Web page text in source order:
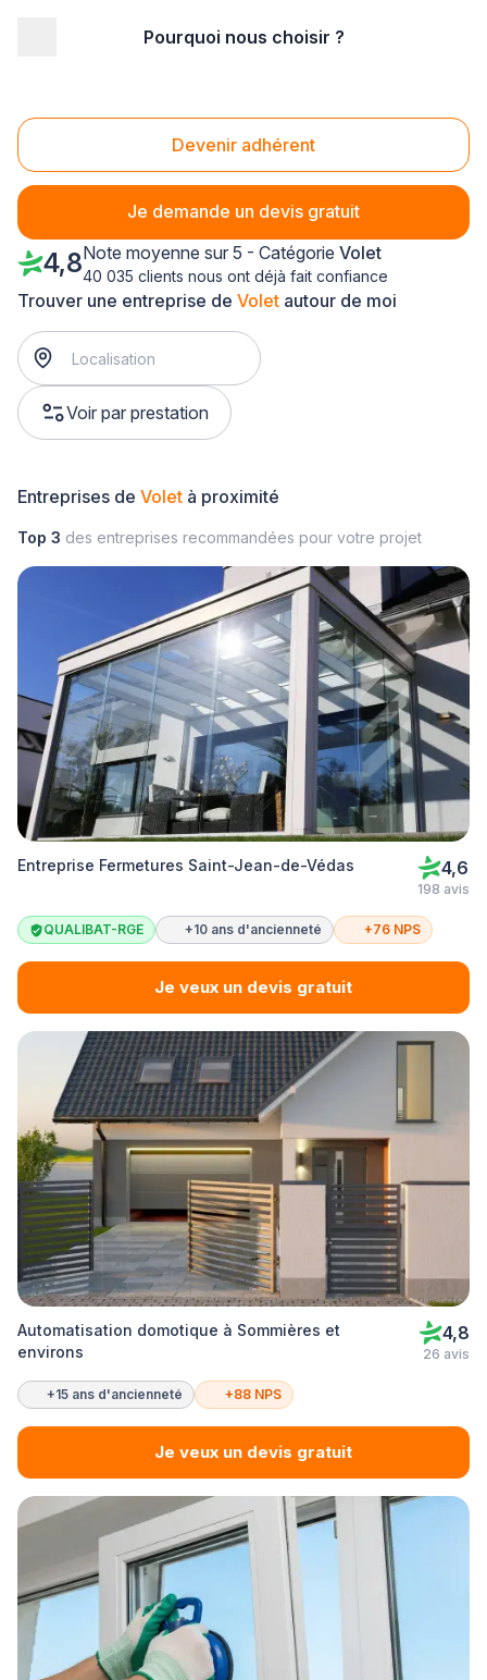
Pourquoi nous choisir ?
Devenir adhérent
Je demande un devis gratuit
Volet Saint-Gilles (30800)
Trouver une entreprise de Volet autour de moi
Voir par prestation
4,8Note moyenne sur 5 - Catégorie Volet
40 035 clients nous ont déjà fait confiance
Entreprises de Volet à proximité
Top 3 des entreprises recommandées pour votre projet
Entreprise Fermetures Saint-Jean-de-Védas 4,6
198 avis
QUALIBAT-RGE +10 ans d'ancienneté +76 NPS
Je veux un devis gratuit
Automatisation domotique à Sommières et
environs
4,8
26 avis
+15 ans d'ancienneté +88 NPS
Je veux un devis gratuit